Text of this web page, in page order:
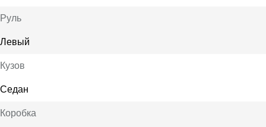
Руль
Левый
Кузов
Седан
Коробка